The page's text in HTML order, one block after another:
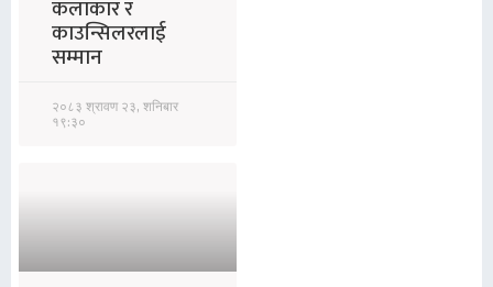
कलाकार र
काउन्सिलरलाई
सम्मान
२०८३ श्रावण २३, शनिबार
१९:३०